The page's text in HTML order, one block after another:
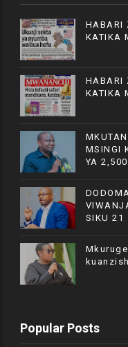
HABARI
KATIKA
HABARI
KATIKA
MSINGI
YA
SIKU 21
Popular Posts